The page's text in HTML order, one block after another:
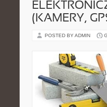
(KAMERY,
POSTED BY ADMIN